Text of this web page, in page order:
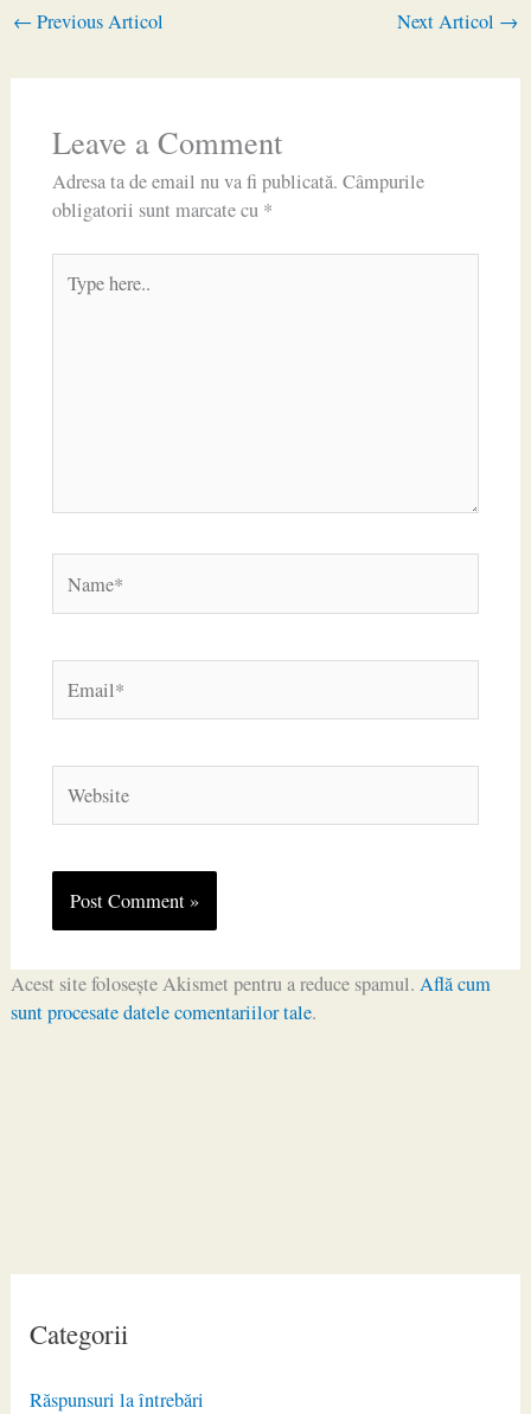
Categorii
Răspunsuri la întrebări
← Previous Articol Next Articol →
Leave a Comment
Adresa ta de email nu va fi publicată. Câmpurile
obligatorii sunt marcate cu *
here..
Acest site folosește Akismet pentru a reduce spamul. Află cum
sunt procesate datele comentariilor tale.